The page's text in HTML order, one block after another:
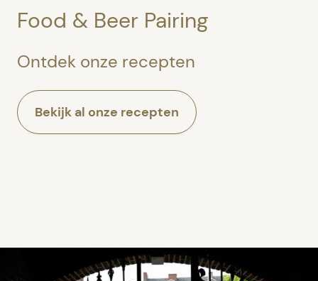
Food & Beer Pairing
Ontdek onze recepten
Bekijk al onze recepten